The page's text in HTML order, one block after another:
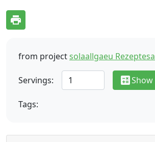
print
from projectsolaallgaeu
Servings: calculateShow
Tags: